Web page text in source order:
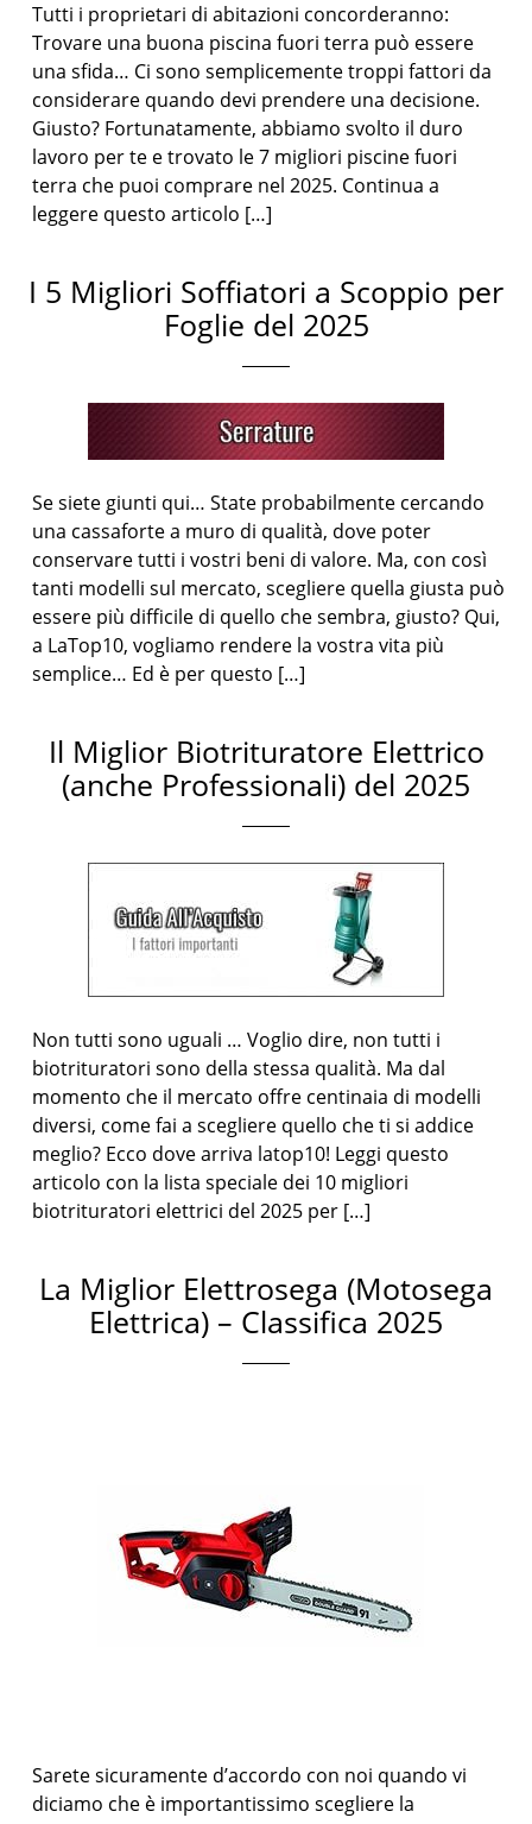
Tutti i proprietari di abitazioni concorderanno:
Trovare una buona piscina fuori terra può essere
una sfida… Ci sono semplicemente troppi fattori da
considerare quando devi prendere una decisione.
Giusto? Fortunatamente, abbiamo svolto il duro
lavoro per te e trovato le 7 migliori piscine fuori
terra che puoi comprare nel 2025. Continua a
leggere questo articolo […]
I 5 Migliori Soffiatori a Scoppio per
Foglie del 2025
Se siete giunti qui… State probabilmente cercando
una cassaforte a muro di qualità, dove poter
conservare tutti i vostri beni di valore. Ma, con così
tanti modelli sul mercato, scegliere quella giusta può
essere più difficile di quello che sembra, giusto? Qui,
a LaTop10, vogliamo rendere la vostra vita più
semplice… Ed è per questo […]
Il Miglior Biotrituratore Elettrico
(anche Professionali) del 2025
Non tutti sono uguali … Voglio dire, non tutti i
biotrituratori sono della stessa qualità. Ma dal
momento che il mercato offre centinaia di modelli
diversi, come fai a scegliere quello che ti si addice
meglio? Ecco dove arriva latop10! Leggi questo
articolo con la lista speciale dei 10 migliori
biotrituratori elettrici del 2025 per […]
La Miglior Elettrosega (Motosega
Elettrica) – Classifica 2025
Sarete sicuramente d’accordo con noi quando vi
diciamo che è importantissimo scegliere la